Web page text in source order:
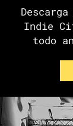
Indie
todo